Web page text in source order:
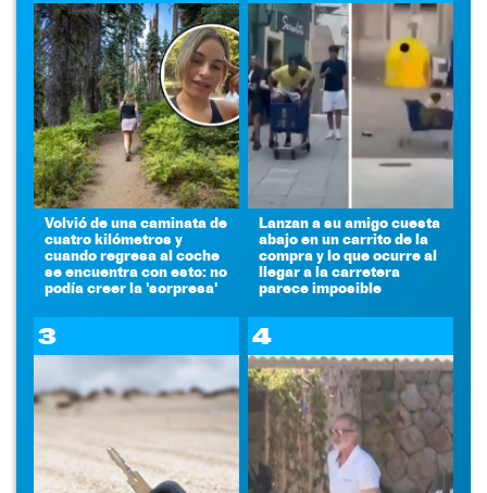
Volvió de una caminata de
cuatro kilómetros y
cuando regresa al coche
se encuentra con esto: no
podía creer la 'sorpresa'
Lanzan a su amigo cuesta
abajo en un carrito de la
compra y lo que ocurre al
llegar a la carretera
parece imposible
3 4